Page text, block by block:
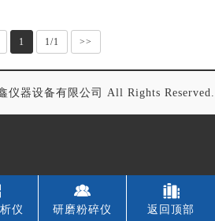
1 1/1 >>
仪器设备有限公司 All Rights Reserved.
仪 研磨粉碎仪 返回顶部